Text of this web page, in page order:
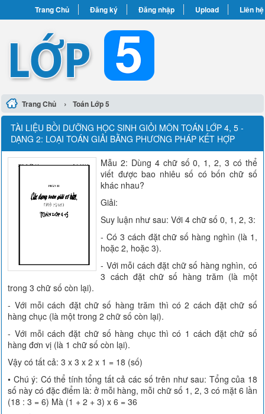
Trang Chủ Đăng ký Đăng nhập Upload Liên hệ
Trang Chủ › Toán Lớp 5
TÀI LIỆU BỒI DƯỠNG HỌC SINH GIỎI MÔN TOÁN LỚP 4, 5 -
DẠNG 2: LOẠI TOÁN GIẢI BẰNG PHƯƠNG PHÁP KẾT HỢP
Mẫu 2: Dùng 4 chữ số 0, 1, 2, 3 có thể
viết được bao nhiêu số có bốn chữ số
khác nhau?
Giải:
Suy luận như sau: Với 4 chữ số 0, 1, 2, 3:
- Có 3 cách đặt chữ số hàng nghìn (là 1,
hoặc 2, hoặc 3).
- Với mỗi cách đặt chữ số hàng nghìn, có
3 cách đặt chữ số hàng trăm (là một
trong 3 chữ số còn lại).
- Với mỗi cách đặt chữ số hàng trăm thì có 2 cách đặt chữ số
hàng chục (là một trong 2 chữ số còn lại).
- Với mỗi cách đặt chữ số hàng chục thì có 1 cách đặt chữ số
hàng đơn vị (là 1 chữ số còn lại).
Vậy có tất cả: 3 x 3 x 2 x 1 = 18 (số)
• Chú ý: Có thể tính tổng tất cả các số trên như sau: Tổng của 18
số này có đặc điểm là: ở mỗi hàng, mỗi chữ số 1, 2, 3 có mặt 6 lần
(18 : 3 = 6) Mà (1 + 2 + 3) x 6 = 36